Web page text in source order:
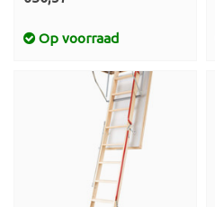
Op voorraad